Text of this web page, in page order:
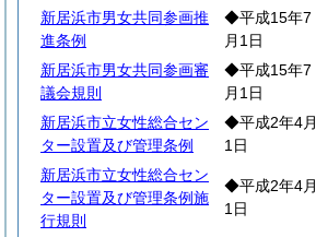
新居浜市男女共同参画推
進条例
◆平成15年7
月1日
新居浜市男女共同参画審
議会規則
◆平成15年7
月1日
新居浜市立女性総合セン
ター設置及び管理条例
◆平成2年4月
1日
新居浜市立女性総合セン
ター設置及び管理条例施
行規則
◆平成2年4月
1日